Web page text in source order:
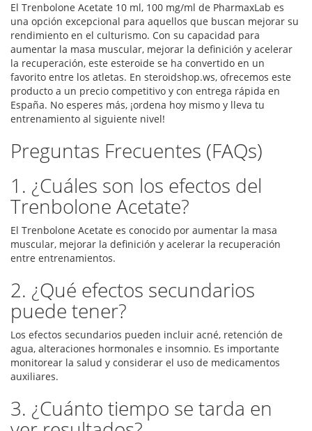
El Trenbolone Acetate 10 ml, 100 mg/ml de PharmaxLab es
una opción excepcional para aquellos que buscan mejorar su
rendimiento en el culturismo. Con su capacidad para
aumentar la masa muscular, mejorar la definición y acelerar
la recuperación, este esteroide se ha convertido en un
favorito entre los atletas. En steroidshop.ws, ofrecemos este
producto a un precio competitivo y con entrega rápida en
España. No esperes más, ¡ordena hoy mismo y lleva tu
entrenamiento al siguiente nivel!
Preguntas Frecuentes (FAQs)
1. ¿Cuáles son los efectos del
Trenbolone Acetate?
El Trenbolone Acetate es conocido por aumentar la masa
muscular, mejorar la definición y acelerar la recuperación
entre entrenamientos.
2. ¿Qué efectos secundarios
puede tener?
Los efectos secundarios pueden incluir acné, retención de
agua, alteraciones hormonales e insomnio. Es importante
monitorear la salud y considerar el uso de medicamentos
auxiliares.
3. ¿Cuánto tiempo se tarda en